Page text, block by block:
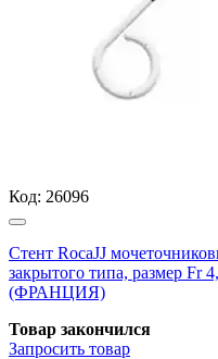
Код: 26096
Стент RocaJJ
закрытого типа, размер Fr
(ФРАНЦИЯ)
Товар закончился
Запросить товар